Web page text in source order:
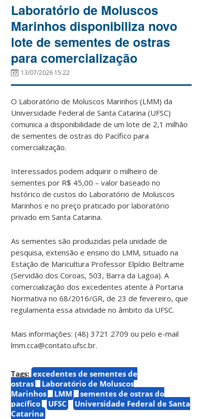
Laboratório de Moluscos
Marinhos disponibiliza novo
lote de sementes de ostras
para comercialização
13/07/2026 15:22
O Laboratório de Moluscos Marinhos (LMM) da
Universidade Federal de Santa Catarina (UFSC)
comunica a disponibilidade de um lote de 2,1 milhão
de sementes de ostras do Pacífico para
comercialização.
Interessados podem adquirir o milheiro de
sementes por R$ 45,00 – valor baseado no
histórico de custos do Laboratório de Moluscos
Marinhos e no preço praticado por laboratório
privado em Santa Catarina.
As sementes são produzidas pela unidade de
pesquisa, extensão e ensino do LMM, situado na
Estação de Maricultura Professor Elpídio Beltrame
(Servidão dos Coroas, 503, Barra da Lagoa). A
comercialização dos excedentes atente à Portaria
Normativa no 68/2016/GR, de 23 de fevereiro, que
regulamenta essa atividade no âmbito da UFSC.
Mais informações: (48) 3721 2709 ou pelo e-mail
lmm.cca@contato.ufsc.br.
Tags: excedentes de sementes de
ostras
Laboratório de Moluscos
Marinhos
LMM
sementes de ostras do
pacífico
UFSC
Universidade Federal de Santa
Catarina